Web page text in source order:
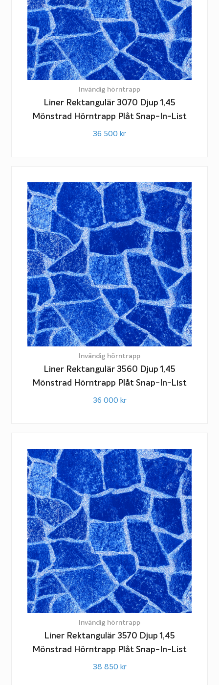
Invändig hörntrapp
Liner Rektangulär 3070 Djup 1,45
Mönstrad Hörntrapp Plåt Snap-In-List
36 500 kr
Invändig hörntrapp
Liner Rektangulär 3560 Djup 1,45
Mönstrad Hörntrapp Plåt Snap-In-List
36 000 kr
Invändig hörntrapp
Liner Rektangulär 3570 Djup 1,45
Mönstrad Hörntrapp Plåt Snap-In-List
38 850 kr